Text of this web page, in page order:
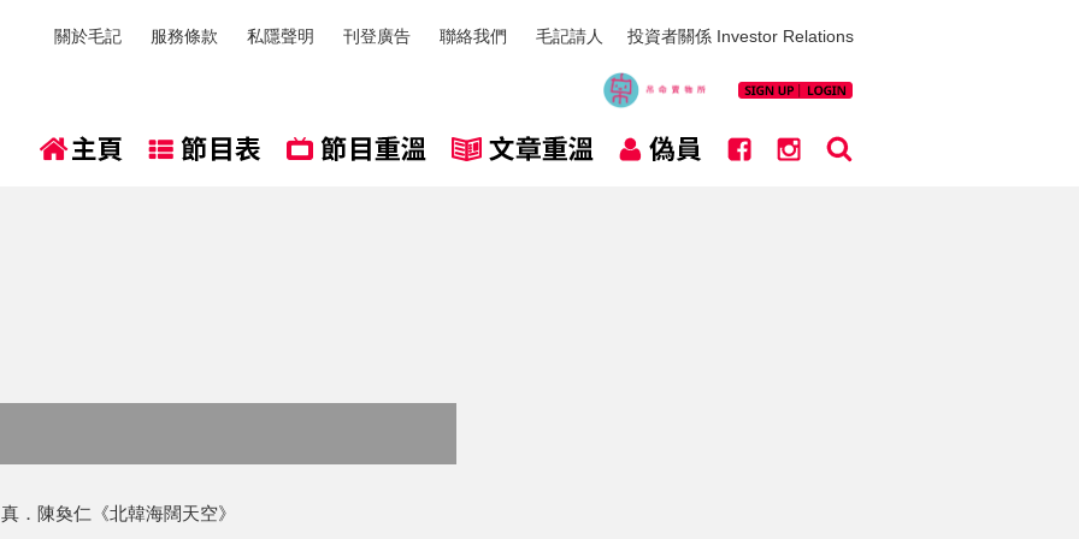
關於毛記 服務條款 私隱聲明 刊登廣告 聯絡我們 毛記請人 投資者關係 Investor Relations
．陳奐仁《北韓海闊天空》